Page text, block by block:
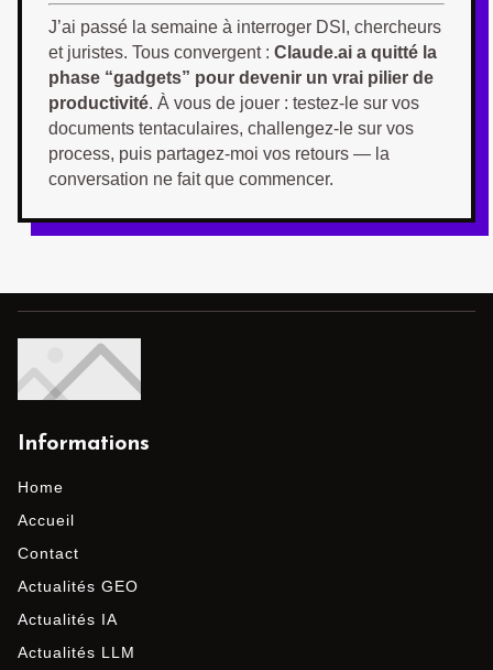
J’ai passé la semaine à interroger DSI, chercheurs
et juristes. Tous convergent : Claude.ai a quitté la
phase “gadgets” pour devenir un vrai pilier de
productivité. À vous de jouer : testez-le sur vos
documents tentaculaires, challengez-le sur vos
process, puis partagez-moi vos retours — la
conversation ne fait que commencer.
Informations
Home
Accueil
Contact
Actualités GEO
Actualités IA
Actualités LLM